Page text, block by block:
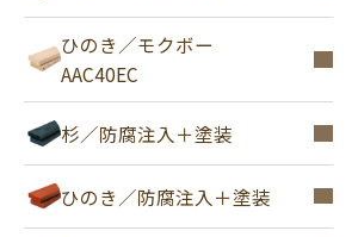
ひのき／モクボー
AAC40EC
杉／防腐注入＋塗装
ひのき／防腐注入＋塗装